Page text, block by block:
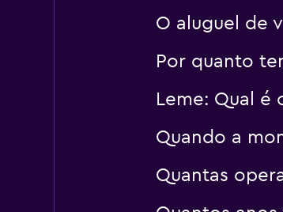
O aluguel de
Por quanto
Leme: Qual
Quando a
Quantas